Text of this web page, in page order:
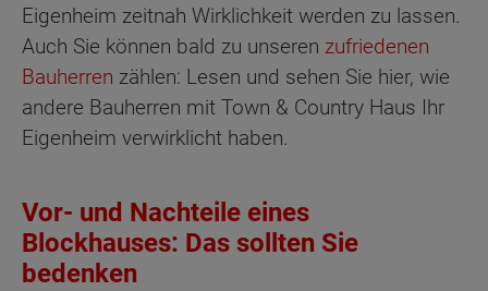
Eigenheim zeitnah Wirklichkeit werden zu lassen.
Auch Sie können bald zu unseren zufriedenen
Bauherren zählen: Lesen und sehen Sie hier, wie
andere Bauherren mit Town & Country Haus Ihr
Eigenheim verwirklicht haben.
Vor- und Nachteile eines
Blockhauses: Das sollten Sie
bedenken